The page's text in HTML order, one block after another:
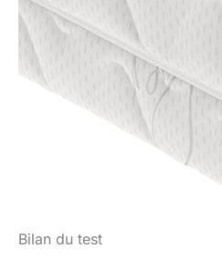
Bilan du test